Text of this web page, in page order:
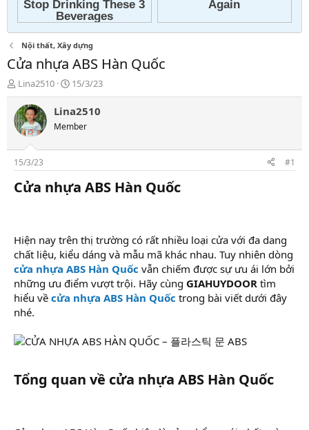
Nội thất, Xây dựng
Cửa nhựa ABS Hàn Quốc
T
h
r
e
a
s
t
a
r
Lina2510
N
g
à
y
g
15/3/23
Lina2510
Member
15/3/23 #1
Cửa nhựa ABS Hàn Quốc​
Hiện nay trên thị trường có rất nhiều loại cửa với đa dang
chất liệu, kiểu dáng và mẫu mã khác nhau. Tuy nhiên dòng
cửa nhựa ABS Hàn Quốc vẫn chiếm được sự ưu ái lớn bởi
những ưu điểm vượt trội. Hãy cùng GIAHUYDOOR tìm
hiểu về cửa nhựa ABS Hàn Quốc trong bài viết dưới đây
nhé.
Tổng quan về cửa nhựa ABS Hàn Quốc​